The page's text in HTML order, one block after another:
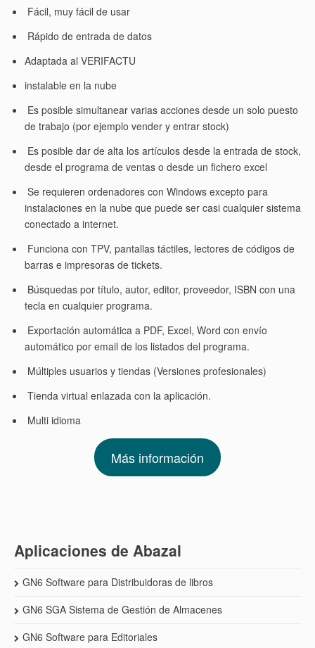
Fácil, muy fácil de usar
Rápido de entrada de datos
Adaptada al VERIFACTU
instalable en la nube
Es posible simultanear varias acciones desde un solo puesto
de trabajo (por ejemplo vender y entrar stock)
Es posible dar de alta los artículos desde la entrada de stock,
desde el programa de ventas o desde un fichero excel
Se requieren ordenadores con Windows excepto para
instalaciones en la nube que puede ser casi cualquier sistema
conectado a internet.
Funciona con TPV, pantallas táctiles, lectores de códigos de
barras e impresoras de tickets.
Búsquedas por título, autor, editor, proveedor, ISBN con una
tecla en cualquier programa.
Exportación automática a PDF, Excel, Word con envío
automático por email de los listados del programa.
Múltiples usuarios y tiendas (Versiones profesionales)
Tienda virtual enlazada con la aplicación.
Multi idioma
Más información
Aplicaciones de Abazal
GN6 Software para Distribuidoras de libros
GN6 SGA Sistema de Gestión de Almacenes
GN6 Software para Editoriales